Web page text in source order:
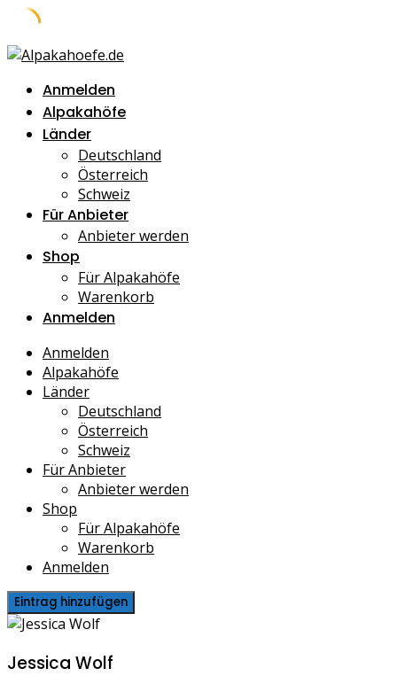
Skip
contentAnmelden
Alpakahöfe
Länder
Deutschland
Österreich
Schweiz
Für Anbieter
Anbieter werden
Shop
Für Alpakahöfe
Warenkorb
Anmelden
Anmelden
Alpakahöfe
Länder
Deutschland
Österreich
Schweiz
Für Anbieter
Anbieter werden
Shop
Für Alpakahöfe
Warenkorb
Anmelden
Eintrag hinzufügen
Jessica Wolf